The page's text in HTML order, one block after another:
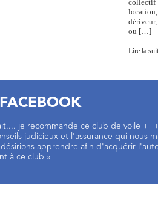
collectif
ou […]
Lire la
je recommande ce club de voile
judicieux et l'assurance qui nous
apprendre afin d'acquérir
à ce club »